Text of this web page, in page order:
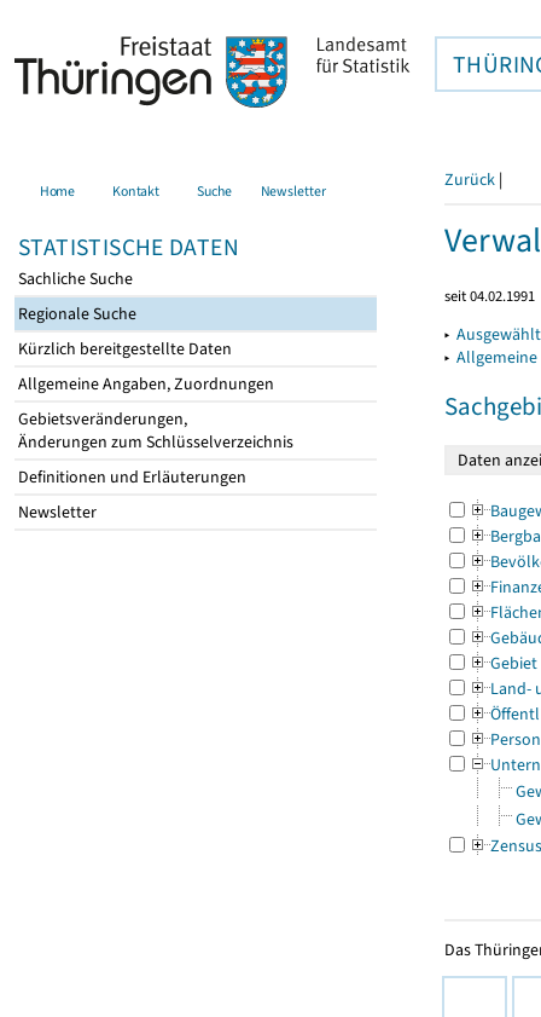
Home Kontakt Suche Newsletter
STATISTISCHE DATEN
Sachliche Suche
Regionale Suche
Kürzlich bereitgestellte Daten
Allgemeine Angaben, Zuordnungen
Gebietsveränderungen,
Änderungen zum Schlüsselverzeichnis
Definitionen und Erläuterungen
Newsletter
Zurück |
seit 04.02.1991
▸
▸
Gebiet
Land-
Zensus
Das